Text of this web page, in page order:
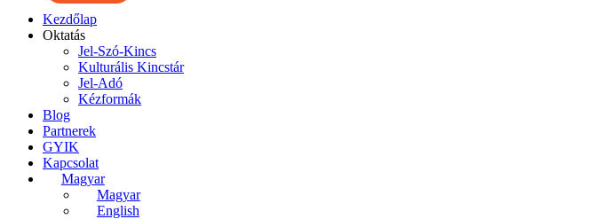
Kezdőlap
Oktatás
Jel-Szó-Kincs
Kulturális Kincstár
Jel-Adó
Kézformák
Blog
Partnerek
GYIK
Kapcsolat
Magyar
Magyar
English